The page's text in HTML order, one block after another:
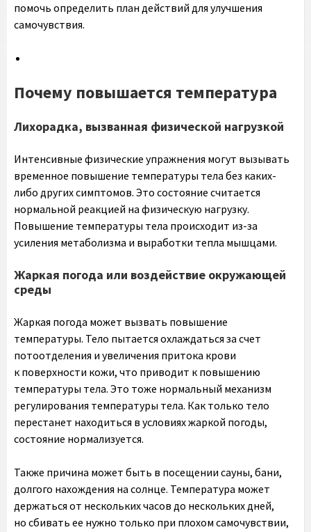
помочь определить план действий для улучшения
самочувствия.
Почему повышается температура
Лихорадка, вызванная физической нагрузкой
Интенсивные физические упражнения могут вызывать
временное повышение температуры тела без каких-
либо других симптомов. Это состояние считается
нормальной реакцией на физическую нагрузку.
Повышение температуры тела происходит из-за
усиления метаболизма и выработки тепла мышцами.
Жаркая погода или воздействие окружающей
среды
Жаркая погода может вызвать повышение
температуры. Тело пытается охлаждаться за счет
потоотделения и увеличения притока крови
к поверхности кожи, что приводит к повышению
температуры тела. Это тоже нормальный механизм
регулирования температуры тела. Как только тело
перестанет находиться в условиях жаркой погоды,
состояние нормализуется.
Также причина может быть в посещении сауны, бани,
долгого нахождения на солнце. Температура может
держаться от нескольких часов до нескольких дней,
но сбивать ее нужно только при плохом самочувствии,